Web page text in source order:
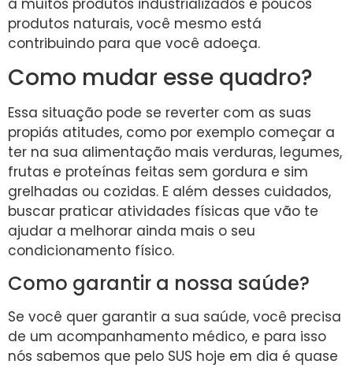
á muitos produtos industrializados e poucos
produtos naturais, você mesmo está
contribuindo para que você adoeça.
Como mudar esse quadro?
Essa situação pode se reverter com as suas
propiás atitudes, como por exemplo começar a
ter na sua alimentação mais verduras, legumes,
frutas e proteínas feitas sem gordura e sim
grelhadas ou cozidas. E além desses cuidados,
buscar praticar atividades físicas que vão te
ajudar a melhorar ainda mais o seu
condicionamento físico.
Como garantir a nossa saúde?
Se você quer garantir a sua saúde, você precisa
de um acompanhamento médico, e para isso
nós sabemos que pelo SUS hoje em dia é quase